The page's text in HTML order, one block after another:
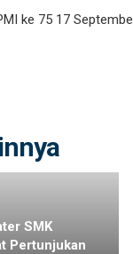
ke 75 17
SMK
Pertunjukan